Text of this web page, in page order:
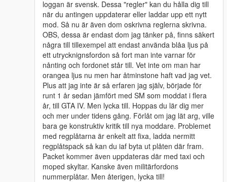
loggan är svensk. Dessa "regler" kan du hålla dig till
när du antingen uppdaterar eller laddar upp ett nytt
mod. Så nu är även dom oskrivna reglerna skrivna.
OBS, dessa är endast dom jag tänker på, finns säkert
några till tillexempel att endast använda blåa ljus på
ett utrycknignsfordon så fort man inte varnar för
nånting och fordonet står till. Vet inte om man har
orangea ljus nu men har åtminstone haft vad jag vet.
Plus att jag inte är så erfaren jag själv, började för
runt 1 år sedan jämfört med SM som moddat i flera
år, till GTA IV. Men lycka till. Hoppas du lär dig mer
och mer under tidens gång. Förlåt om jag lät arg, ville
bara ge konstruktiv kritik till nya moddare. Problemet
med regplåtarna är enkelt att fixa, ladda nermitt
regplåtspack så kan du iaf byta ut plåten där fram.
Packet kommer även uppdateras där med taxi och
moped skyltar. Kanske även militärfordons
nummerplåtar. Men återigen, lycka till!